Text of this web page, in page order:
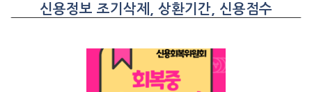
신용정보 조기삭제, 상환기간, 신용점수